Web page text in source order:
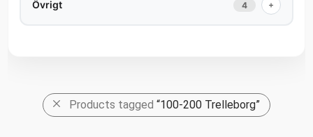
Övrigt 4 +
Products tagged “100-200 Trelleborg”